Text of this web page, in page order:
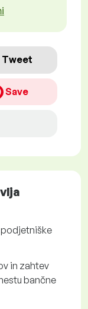
Tweet
Save
in zahtev
bančne